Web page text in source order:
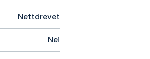
Nettdrevet
Nei